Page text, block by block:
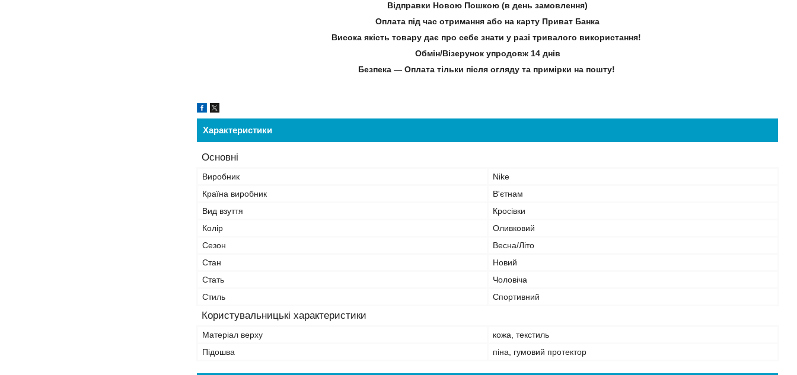
Відправки Новою Пошкою (в день замовлення)
Оплата під час отримання або на карту Приват Банка
Висока якість товару дає про себе знати у разі тривалого використання!
Обмін/Візерунок упродовж 14 днів
Безпека — Оплата тільки після огляду та примірки на пошту!
Характеристики
Основні
Виробник
Nike
Країна виробник
В'єтнам
Вид взуття
Кросівки
Колір
Оливковий
Сезон
Весна/Літо
Стан
Новий
Стать
Чоловіча
Стиль
Спортивний
Користувальницькі характеристики
Матеріал верху
кожа, текстиль
Підошва
піна, гумовий протектор